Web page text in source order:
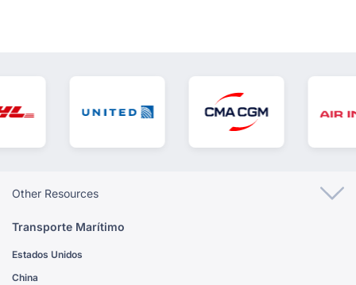
Other Resources
Transporte Marítimo
Estados Unidos
China